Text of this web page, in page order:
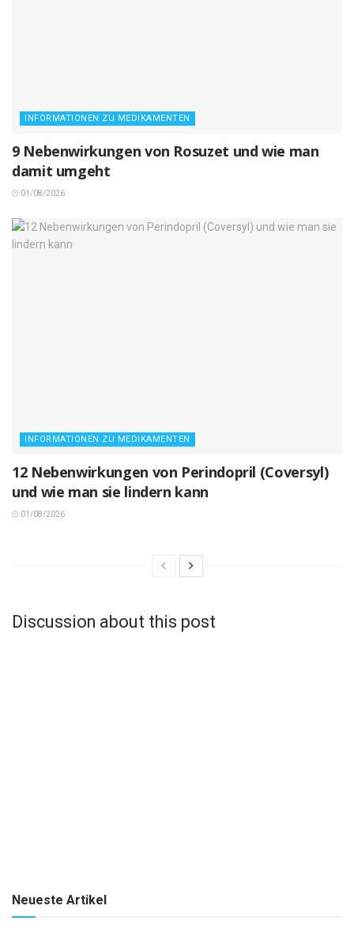
INFORMATIONEN ZU MEDIKAMENTEN
9 Nebenwirkungen von Rosuzet und wie man
damit umgeht
01/08/2026
INFORMATIONEN ZU MEDIKAMENTEN
12 Nebenwirkungen von Perindopril (Coversyl)
und wie man sie lindern kann
01/08/2026
Discussion about this post
Neueste Artikel